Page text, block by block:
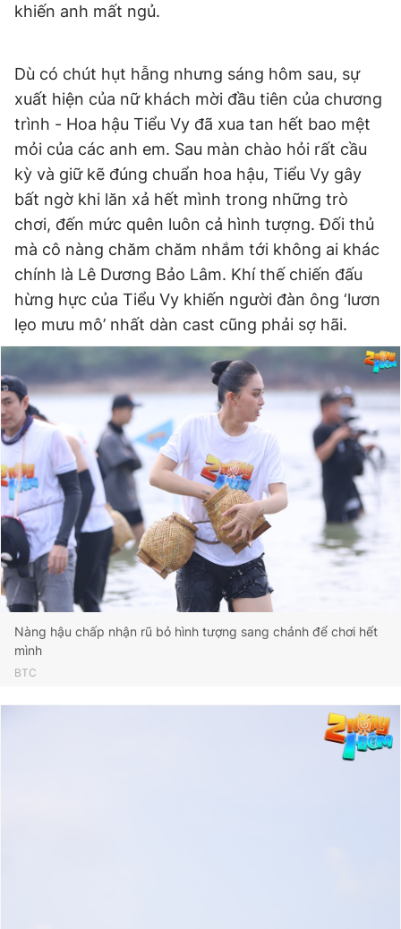
khiến anh mất ngủ.
Dù có chút hụt hẫng nhưng sáng hôm sau, sự
xuất hiện của nữ khách mời đầu tiên của chương
trình - Hoa hậu Tiểu Vy đã xua tan hết bao mệt
mỏi của các anh em. Sau màn chào hỏi rất cầu
kỳ và giữ kẽ đúng chuẩn hoa hậu, Tiểu Vy gây
bất ngờ khi lăn xả hết mình trong những trò
chơi, đến mức quên luôn cả hình tượng. Đối thủ
mà cô nàng chăm chăm nhắm tới không ai khác
chính là Lê Dương Bảo Lâm. Khí thế chiến đấu
hừng hực của Tiểu Vy khiến người đàn ông ‘lươn
lẹo mưu mô’ nhất dàn cast cũng phải sợ hãi.
Nàng hậu chấp nhận rũ bỏ hình tượng sang chảnh để chơi hết
mình
BTC